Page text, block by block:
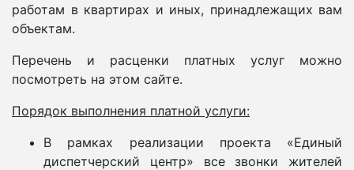
работам в квартирах и иных, принадлежащих вам
объектам.
Перечень и расценки платных услуг можно
посмотреть на этом сайте.
Порядок выполнения платной услуги:
В рамках реализации проекта «Единый
диспетчерский центр» все звонки жителей